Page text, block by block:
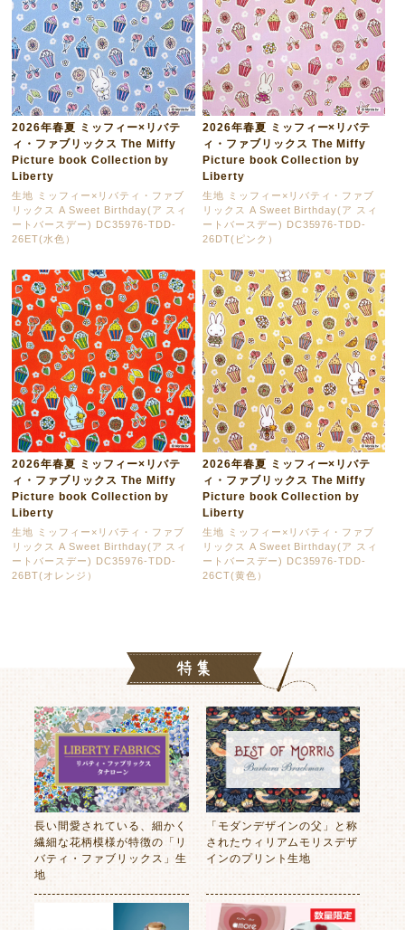
2026年春夏 ミッフィー×リバテ
ィ・ファブリックス The Miffy
Picture book Collection by
Liberty
生地 ミッフィー×リバティ・ファブ
リックス A Sweet Birthday(ア スィ
ートバースデー) DC35976-TDD-
26ET(水色）
2026年春夏 ミッフィー×リバテ
ィ・ファブリックス The Miffy
Picture book Collection by
Liberty
生地 ミッフィー×リバティ・ファブ
リックス A Sweet Birthday(ア スィ
ートバースデー) DC35976-TDD-
26DT(ピンク）
2026年春夏 ミッフィー×リバテ
ィ・ファブリックス The Miffy
Picture book Collection by
Liberty
生地 ミッフィー×リバティ・ファブ
リックス A Sweet Birthday(ア スィ
ートバースデー) DC35976-TDD-
26BT(オレンジ）
2026年春夏 ミッフィー×リバテ
ィ・ファブリックス The Miffy
Picture book Collection by
Liberty
生地 ミッフィー×リバティ・ファブ
リックス A Sweet Birthday(ア スィ
ートバースデー) DC35976-TDD-
26CT(黄色）
長い間愛されている、細かく
繊細な花柄模様が特徴の「リ
バティ・ファブリックス」生
地
「モダンデザインの父」と称
されたウィリアムモリスデザ
インのプリント生地